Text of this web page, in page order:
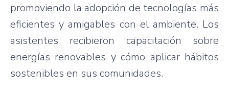
promoviendo la adopción de tecnologías más
eficientes y amigables con el ambiente. Los
asistentes recibieron capacitación sobre
energías renovables y cómo aplicar hábitos
sostenibles en sus comunidades.